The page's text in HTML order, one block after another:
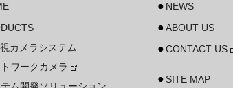
カメラシステム
ワークカメラ
NEWS
ABOUT US
CONTACT US
SITE MAP